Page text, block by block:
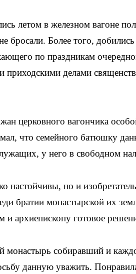
летом в железном вагоне
бросали. Более того,
по праздникам
приходскими делами
церковного вагончика
что семейного батюшку
у него в свободном
настойчивы, но и
братии монастырской их
и архиепископу готовое
собиравший и
данную уважить.